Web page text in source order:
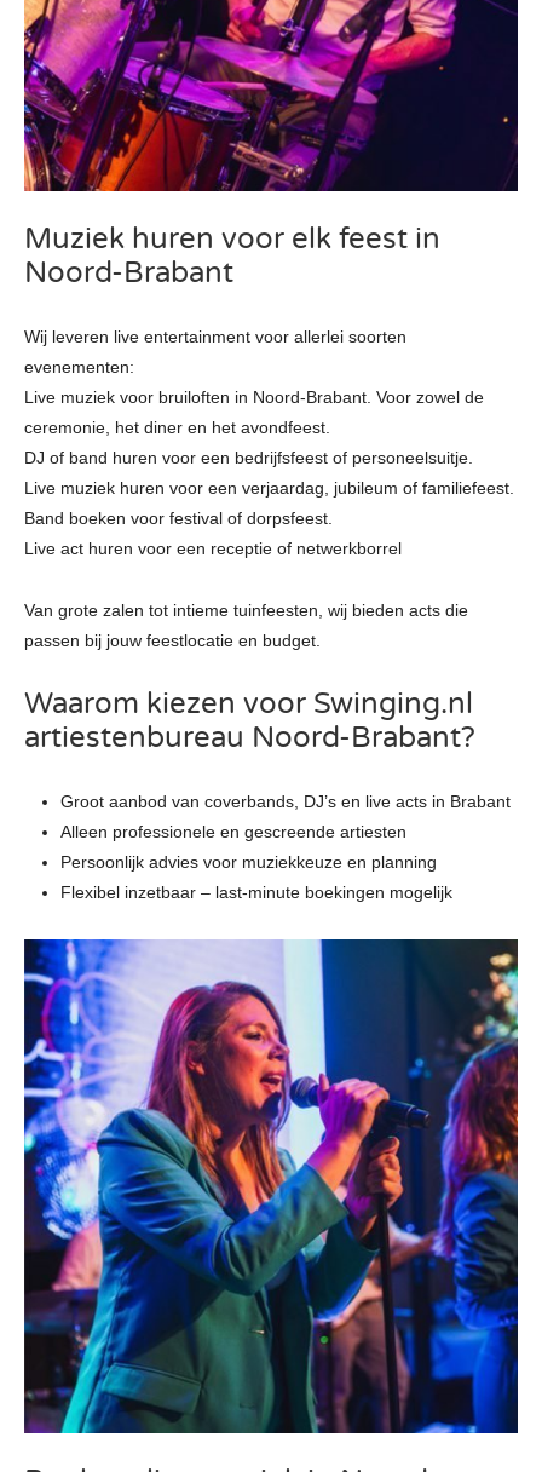
Muziek huren voor elk feest in
Noord-Brabant
Wij leveren live entertainment voor allerlei soorten
evenementen:
Live muziek voor bruiloften in Noord-Brabant. Voor zowel de
ceremonie, het diner en het avondfeest.
DJ of band huren voor een bedrijfsfeest of personeelsuitje.
Live muziek huren voor een verjaardag, jubileum of familiefeest.
Band boeken voor festival of dorpsfeest.
Live act huren voor een receptie of netwerkborrel
Van grote zalen tot intieme tuinfeesten, wij bieden acts die
passen bij jouw feestlocatie en budget.
Waarom kiezen voor Swinging.nl
artiestenbureau Noord-Brabant?
Groot aanbod van coverbands, DJ’s en live acts in Brabant
Alleen professionele en gescreende artiesten
Persoonlijk advies voor muziekkeuze en planning
Flexibel inzetbaar – last-minute boekingen mogelijk